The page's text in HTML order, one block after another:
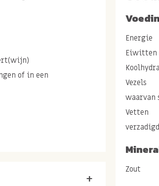
of in een
natuurlijk vanillearoma.
Energie
Eiwitten
Vezels
waarvan
Vetten
Zout
+